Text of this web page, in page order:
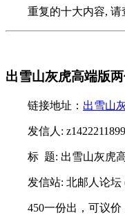
重复的十大内容,
出雪山灰虎高端版
链接地址： 出雪山
发信人:
标 题: 出雪山灰虎
发信站: 北邮人论坛
450一份出，可议价